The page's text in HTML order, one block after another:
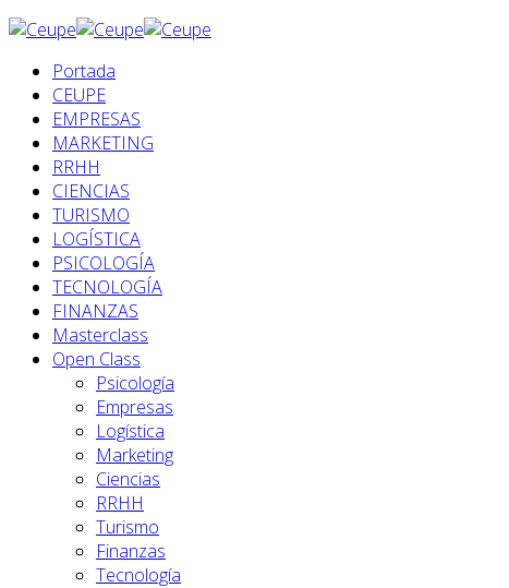
Portada
CEUPE
EMPRESAS
MARKETING
RRHH
CIENCIAS
TURISMO
LOGÍSTICA
PSICOLOGÍA
TECNOLOGÍA
FINANZAS
Masterclass
Open Class
Psicología
Empresas
Logística
Marketing
Ciencias
RRHH
Turismo
Finanzas
Tecnología